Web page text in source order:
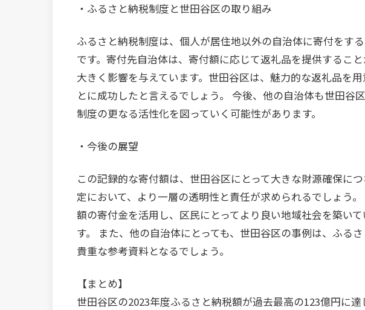
・ふるさと納税制度と世田谷区の取り組み
ふるさと納税制度は、個人が居住地以外の自治体に寄付をす
です。寄付先自治体は、寄付額に応じて返礼品を提供するこ
大きく影響を与えています。世田谷区は、魅力的な返礼品を
とに成功したと言えるでしょう。 今後、他の自治体も世田谷
制度の更なる活性化を図っていく可能性があります。
・今後の展望
この記録的な寄付額は、世田谷区にとって大きな財源確保に
定において、より一層の透明性と責任が求められるでしょう
額の寄付金を活用し、区民にとってより良い地域社会を築い
す。 また、他の自治体にとっても、世田谷区の事例は、ふる
貴重な参考資料となるでしょう。
【まとめ】
世田谷区の2023年度ふるさと納税額が過去最高の123億円に達